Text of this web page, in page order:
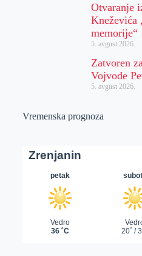
Otvaranje
Kneževića
memorije“
5. avgust 2026.
Zatvoren
Vojvode
5. avgust 2026.
Vremenska prognoza